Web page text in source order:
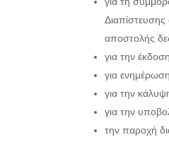
αποστολής
για την
για
για την
για την
την παροχή